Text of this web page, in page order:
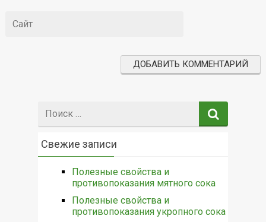
Поиск:
Свежие записи
Полезные свойства и
противопоказания мятного сока
Полезные свойства и
противопоказания укропного сока